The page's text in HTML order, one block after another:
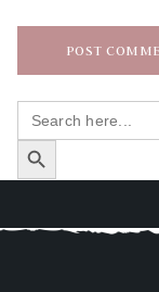
Search
for:
SEARCH BUTTON